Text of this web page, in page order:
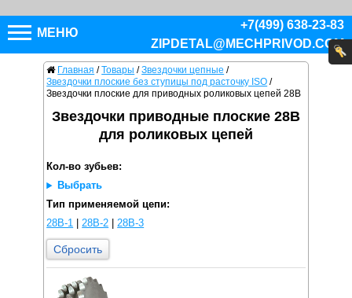
МЕНЮ
+7(499) 638-23-83
ZIPDETAL@MECHPRIVOD.COM
Главная / Товары / Звездочки цепные /
Звездочки плоские без ступицы под расточку ISO /
Звездочки плоские для приводных роликовых цепей 28B
Звездочки приводные плоские 28B
для роликовых цепей
Кол-во зубьев:
Выбрать
Тип применяемой цепи:
28B-1 |28B-2 |28B-3
Сбросить